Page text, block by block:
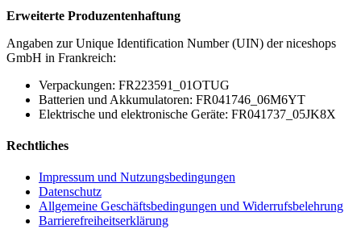
Erweiterte Produzentenhaftung
Angaben zur Unique Identification Number (UIN) der niceshops
GmbH in Frankreich:
Verpackungen: FR223591_01OTUG
Batterien und Akkumulatoren: FR041746_06M6YT
Elektrische und elektronische Geräte: FR041737_05JK8X
Rechtliches
Impressum und Nutzungsbedingungen
Datenschutz
Allgemeine Geschäftsbedingungen und Widerrufsbelehrung
Barrierefreiheitserklärung